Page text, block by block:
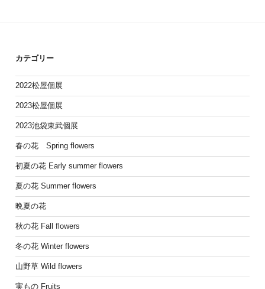
カテゴリー
2022松屋個展
2023松屋個展
2023池袋東武個展
春の花 Spring flowers
初夏の花 Early summer flowers
夏の花 Summer flowers
晩夏の花
秋の花 Fall flowers
冬の花 Winter flowers
山野草 Wild flowers
実もの Fruits